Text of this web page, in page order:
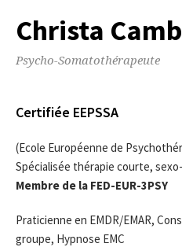
Christa
Psycho-Somatothérapeute
Certifiée EEPSSA
(Ecole Européenne de
Spécialisée thérapie courte,
Membre de la FED-EUR-3PSY
Praticienne en EMDR/EMAR,
groupe, Hypnose EMC